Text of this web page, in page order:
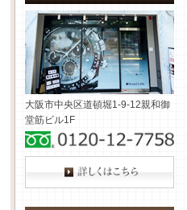
大阪市中央区道頓堀1-9-12親和御
堂筋ビル1F